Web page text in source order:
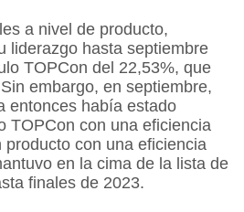
a nivel de producto,
liderazgo hasta septiembre
TOPCon del 22,53%, que
embargo, en septiembre,
entonces había estado
TOPCon con una eficiencia
con una eficiencia
en la cima de la lista de
finales de 2023.